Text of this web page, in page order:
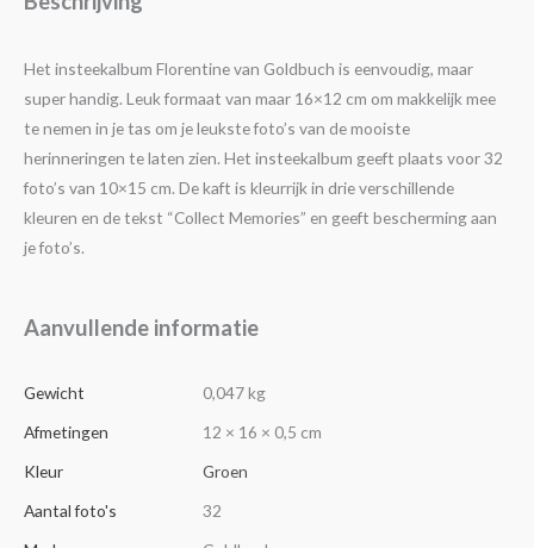
Het insteekalbum Florentine van Goldbuch is eenvoudig, maar
super handig. Leuk formaat van maar 16×12 cm om makkelijk mee
te nemen in je tas om je leukste foto’s van de mooiste
herinneringen te laten zien. Het insteekalbum geeft plaats voor 32
foto’s van 10×15 cm. De kaft is kleurrijk in drie verschillende
kleuren en de tekst “Collect Memories” en geeft bescherming aan
je foto’s.
Aanvullende informatie
Gewicht
0,047 kg
Afmetingen
12 × 16 × 0,5 cm
Kleur
Groen
Aantal foto's
32